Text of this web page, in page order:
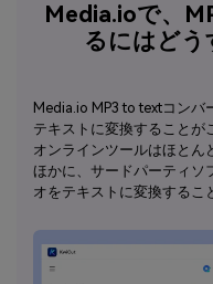
Media.ioで、
るにはどう
Media.io MP3 to textコンバ
テキストに変換することが
オンラインツールはほとん
ほかに、サードパーティソ
オをテキストに変換するこ